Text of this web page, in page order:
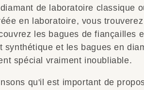
de laboratoire classique
en laboratoire, vous
les bagues de fiançailles
synthétique et les bagues en
spécial vraiment inoubliable.
qu'il est important de